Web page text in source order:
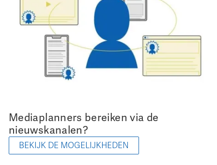
Mediaplanners bereiken via de
nieuwskanalen?
BEKIJK DE MOGELIJKHEDEN